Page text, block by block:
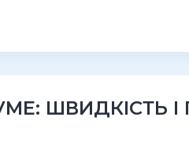
ШВИДКІСТЬ